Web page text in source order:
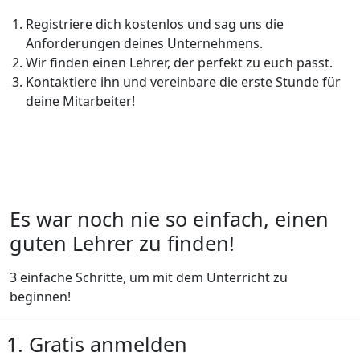
Registriere dich kostenlos und sag uns die
Anforderungen deines Unternehmens.
Wir finden einen Lehrer, der perfekt zu euch passt.
Kontaktiere ihn und vereinbare die erste Stunde für
deine Mitarbeiter!
Es war noch nie so einfach, einen
guten Lehrer zu finden!
3 einfache Schritte, um mit dem Unterricht zu
beginnen!
1. Gratis anmelden